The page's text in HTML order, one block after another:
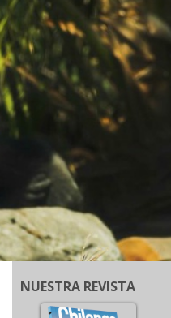
NUESTRA REVISTA